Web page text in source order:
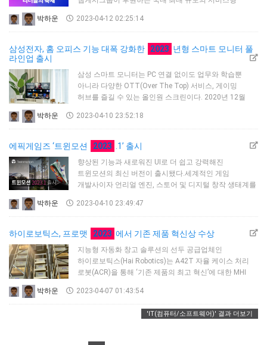
3일간 서울 잠실 롯데호텔 월드에서 열린다.‘디지털
혁신을 이끄는 리더들의 축제’를 주제로 열리는 이번
행사는 국내 SaaS 산업의 앞선 기술과 경쟁력을
확인하고, 관련 인프라가 필요한 기업·기관들에 최고
△주최사 및 주관사의 기조 강연 △디지털 워크플…
박하운 2023-04-12 02:25:14
삼성전자, 홈 오피스 기능 대폭 강화한 2023 년형 스마트 모니터 풀
라인업 출시
삼성 스마트 모니터는 PC 연결 없이도 업무와 학습뿐
아니라 다양한 OTT(Over The Top) 서비스, 게이밍
허브를 즐길 수 있는 올인원 스크린이다. 2020년 12월
소비자들로부터 큰 호응을 얻고 있다.2023년형 스마트
모니터는 △마우스와 키보드 컨트롤 지원 △멀티뷰 기능
확장 등으로 업무와 학습 효율성을 높여주고, 가로·세로
전환(피벗)과 높낮이 조절(HAS), 사용자를 인식해 화면에
필요한 정보를 보여주는 등 맞춤형 기능이 강화됐다.◇
다양한 사용자 편의 …
박하운 2023-04-10 23:52:18
에픽게임즈 ‘트윈모션 2023 .1’ 출시
향상된 기능과 새로워진 UI로 더 쉽고 강력해진
트윈모션의 최신 버전이 출시됐다.세계적인 게임
개발사이자 언리얼 엔진, 스토어 및 디지털 창작 생태계를
는 다양한 산업의 크리에이터들에게 유용한 새롭고
향상된 기능을 제공하는 트윈모션의 최신 버전 ‘트윈모션
2023.1’을 출시했다고 5일 발표했다.트윈모션은 건축,
자동차&운송, 패션, 제품 디자인 등 다양한 분야를 위한
고퀄리티 시각화를 손쉽게 제작할 수 있는 리얼타임
몰입형 3D 시각화 솔루션이다.이번에 출시된 트윈모션…
박하운 2023-04-10 23:49:47
하이로보틱스, 프로맷 2023 에서 기존 제품 혁신상 수상
지능형 자동화 창고 솔루션의 선두 공급업체인
하이로보틱스(Hai Robotics)는 A42T 자율 케이스 처리
로봇(ACR)을 통해 ‘기존 제품의 최고 혁신’에 대한 MHI
시카고에서 열린 프로맷 2023(ProMat 2023)에서
발표됐다.MHI 혁신상은 자동화된 스토리지 및 검색
솔루션(ASRS)을 위한 첨단 장비를 개발한 획기적인
기술을 통해 고객의 성공을 촉진하려는 이 회사의 노력을
박하운 2023-04-07 01:43:54
'IT(컴퓨터/소프트웨어)' 결과 더보기